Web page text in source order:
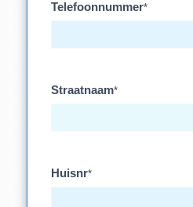
Telefoonnummer*
Straatnaam*
Huisnr*